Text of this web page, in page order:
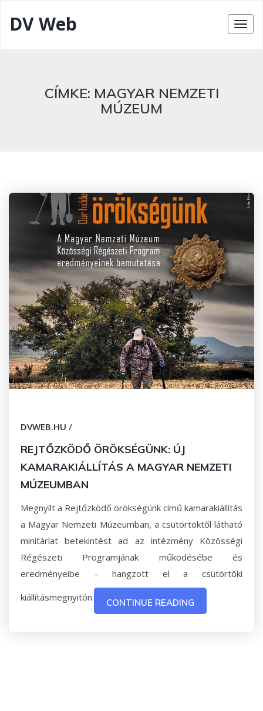
DV Web
CÍMKE: MAGYAR NEMZETI
MÚZEUM
DVWEB.HU /
REJTŐZKÖDŐ ÖRÖKSÉGÜNK: ÚJ
KAMARAKIÁLLÍTÁS A MAGYAR NEMZETI
MÚZEUMBAN
Megnyílt a Rejtőzködő örökségünk című kamarakiállítás
a Magyar Nemzeti Múzeumban, a csütörtöktől látható
minitárlat betekintést ad az intézmény Közösségi
Régészeti Programjának működésébe és
eredményeibe – hangzott el a csütörtöki
kiállításmegnyitón.
CONTINUE READING